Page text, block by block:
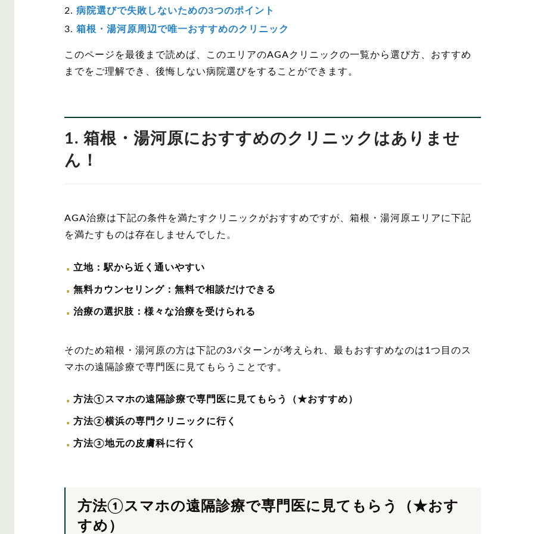
病院選びで失敗しないための3つのポイント
箱根・湯河原周辺で唯一おすすめのクリニック
このページを最後まで読めば、このエリアのAGAクリニックの一覧から選び方、おすすめ
までをご理解でき、後悔しない病院選びをすることができます。
1. 箱根・湯河原におすすめのクリニックはありませ
ん！
AGA治療は下記の条件を満たすクリニックがおすすめですが、箱根・湯河原エリアに下記
を満たすものは存在しませんでした。
立地：駅から近く通いやすい
無料カウンセリング：無料で相談だけできる
治療の選択肢：様々な治療を受けられる
そのため箱根・湯河原の方は下記の3パターンが考えられ、最もおすすめなのは1つ目のス
マホの遠隔診療で専門医に見てもらうことです。
方法①スマホの遠隔診療で専門医に見てもらう（★おすすめ）
方法②横浜の専門クリニックに行く
方法③地元の皮膚科に行く
方法①スマホの遠隔診療で専門医に見てもらう（★おす
すめ）